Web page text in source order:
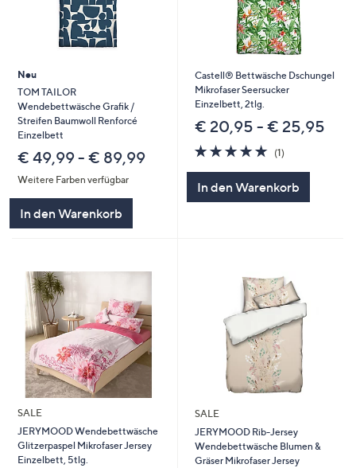
Neu
TOM TAILOR
Wendebettwäsche Grafik /
Streifen Baumwoll Renforcé
Einzelbett
€ 49,99 - € 89,99
Weitere Farben verfügbar
In den Warenkorb
Castell® Bettwäsche Dschungel
Mikrofaser Seersucker
Einzelbett, 2tlg.
€ 20,95 - € 25,95
5.0
von
(1)1
In den Warenkorb
SALE
JERYMOOD Wendebettwäsche
Glitzerpaspel Mikrofaser Jersey
Einzelbett, 5tlg.
SALE
JERYMOOD Rib-Jersey
Wendebettwäsche Blumen &
Gräser Mikrofaser Jersey